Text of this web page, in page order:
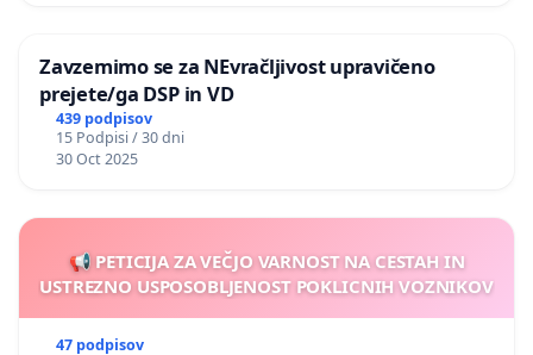
Zavzemimo se za NEvračljivost upravičeno
prejete/ga DSP in VD
439 podpisov
15 Podpisi / 30 dni
30 Oct 2025
📢 PETICIJA ZA VEČJO VARNOST NA CESTAH IN
USTREZNO USPOSOBLJENOST POKLICNIH VOZNIKOV
47 podpisov